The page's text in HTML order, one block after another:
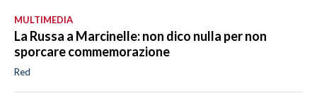
MULTIMEDIA
La Russa a Marcinelle: non dico nulla per non
sporcare commemorazione
Red